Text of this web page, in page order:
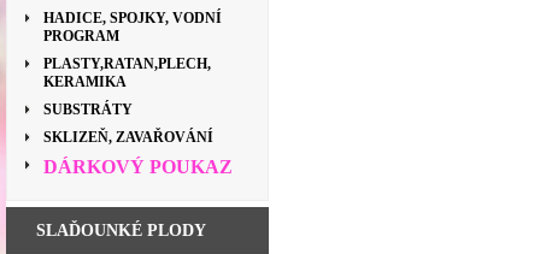
HADICE, SPOJKY, VODNÍ
PROGRAM
PLASTY,RATAN,PLECH,
KERAMIKA
SUBSTRÁTY
SKLIZEŇ, ZAVAŘOVÁNÍ
DÁRKOVÝ POUKAZ
SLAĎOUNKÉ PLODY